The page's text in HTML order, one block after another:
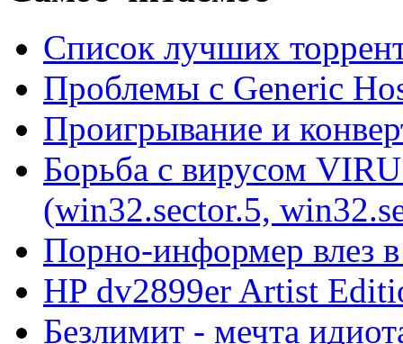
Список лучших
Проблемы с Generic
Проигрывание и
Борьба с вирусом
(win32.sector.5,
Порно-информер влез
HP dv2899er Artist
Безлимит - мечта